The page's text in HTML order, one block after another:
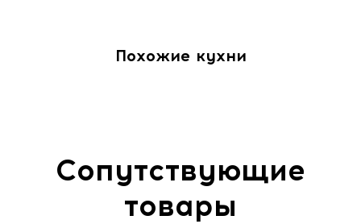
Похожие кухни
Сопутствующие
товары